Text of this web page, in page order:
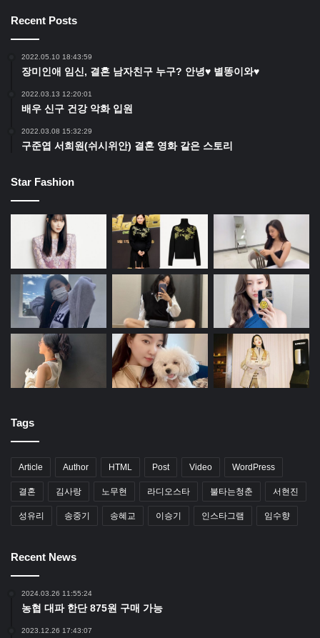
Recent Posts
2022.05.10 18:43:59
장미인애 임신, 결혼 남자친구 누구? 안녕♥ 별똥이와♥
2022.03.13 12:20:01
배우 신구 건강 악화 입원
2022.03.08 15:32:29
구준엽 서희원(쉬시위안) 결혼 영화 같은 스토리
Star Fashion
Tags
Article Author HTML Post Video WordPress
결혼 김사랑 노무현 라디오스타 불타는청춘 서현진
성유리 송중기 송혜교 이승기 인스타그램 임수향
Recent News
2024.03.26 11:55:24
농협 대파 한단 875원 구매 가능
2023.12.26 17:43:07